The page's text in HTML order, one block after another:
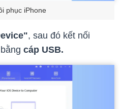
phục iPhone
, sau đó kết nối
cáp USB.